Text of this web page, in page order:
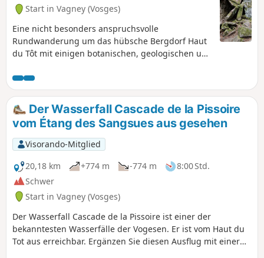
Start in Vagney (Vosges)
Eine nicht besonders anspruchsvolle
Rundwanderung um das hübsche Bergdorf Haut
du Tôt mit einigen botanischen, geologischen und
Die Tour de la Neuve Roche bietet
Sehenswürdigkeiten, die einen Spaziergang
lohnen, und der bescheidene Wasserfall Cascade
de la Pissoire bildet den Abschluss der
Rundwanderung!
Der Wasserfall Cascade de la Pissoire
vom Étang des Sangsues aus gesehen
Visorando-Mitglied
20,18 km
+774 m -774 m
8:00 Std.
Schwer
Start in Vagney (Vosges)
Der Wasserfall Cascade de la Pissoire ist einer der
bekanntesten Wasserfälle der Vogesen. Er ist vom Haut du
Tot aus erreichbar. Ergänzen Sie diesen Ausflug mit einer